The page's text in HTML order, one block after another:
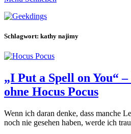
Schlagwort: kathy najimy
„I Put a Spell on You“
ohne Hocus Pocus
Wenn ich daran denke, dass manche
noch nie gesehen haben, werde ich